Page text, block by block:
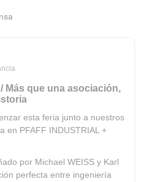
Más que una asociación,
esta feria junto a nuestros
en PFAFF INDUSTRIAL +
por Michael WEISS y Karl
perfecta entre ingeniería